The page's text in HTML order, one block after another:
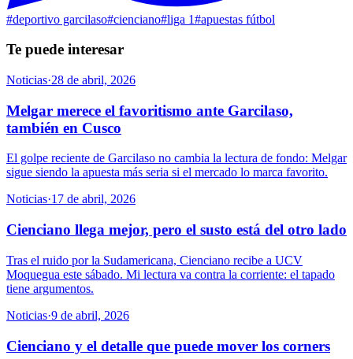
#deportivo garcilaso#cienciano#liga 1#apuestas fútbol
Te puede interesar
Noticias·28 de abril, 2026
Melgar merece el favoritismo ante Garcilaso,
también en Cusco
El golpe reciente de Garcilaso no cambia la lectura de fondo: Melgar
sigue siendo la apuesta más seria si el mercado lo marca favorito.
Noticias·17 de abril, 2026
Cienciano llega mejor, pero el susto está del otro lado
Tras el ruido por la Sudamericana, Cienciano recibe a UCV
Moquegua este sábado. Mi lectura va contra la corriente: el tapado
tiene argumentos.
Noticias·9 de abril, 2026
Cienciano y el detalle que puede mover los corners